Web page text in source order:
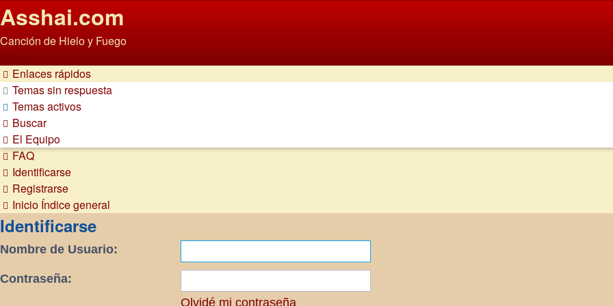
Asshai.com
Canción de Hielo y Fuego
Enlaces rápidos
Temas sin respuesta
Temas activos
Buscar
El Equipo
FAQ
Identificarse
Registrarse
Inicio Índice general
Identificarse
Nombre de Usuario:
Contraseña:
Olvidé mi contraseña